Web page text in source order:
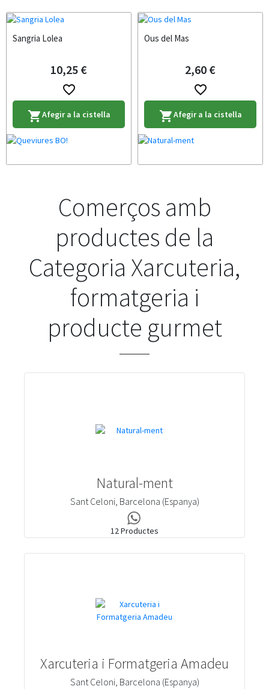
Sangria Lolea
10,25 €
favorite_border
shopping_cartAfegir a la cistella
Ous del Mas
2,60 €
favorite_border
shopping_cartAfegir a la cistella
Comerços amb
productes de la
Categoria Xarcuteria,
formatgeria i
producte gurmet
Natural-ment
Sant Celoni, Barcelona (Espanya)
Whatsapp
Natural-
12 Productes
Xarcuteria i Formatgeria Amadeu
Sant Celoni, Barcelona (Espanya)